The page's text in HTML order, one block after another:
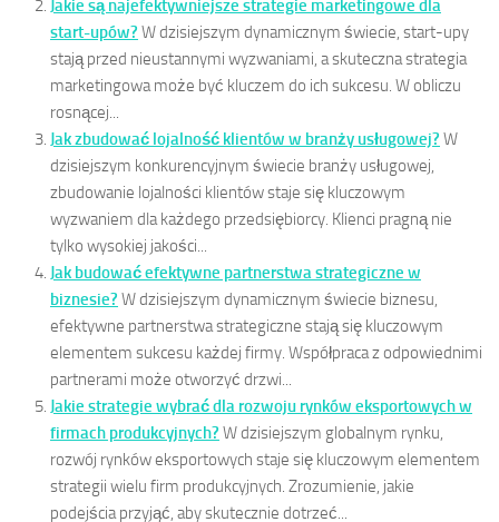
Jakie są najefektywniejsze strategie marketingowe dla
start-upów? W dzisiejszym dynamicznym świecie, start-upy
stają przed nieustannymi wyzwaniami, a skuteczna strategia
marketingowa może być kluczem do ich sukcesu. W obliczu
rosnącej...
Jak zbudować lojalność klientów w branży usługowej? W
dzisiejszym konkurencyjnym świecie branży usługowej,
zbudowanie lojalności klientów staje się kluczowym
wyzwaniem dla każdego przedsiębiorcy. Klienci pragną nie
tylko wysokiej jakości...
Jak budować efektywne partnerstwa strategiczne w
biznesie? W dzisiejszym dynamicznym świecie biznesu,
efektywne partnerstwa strategiczne stają się kluczowym
elementem sukcesu każdej firmy. Współpraca z odpowiednimi
partnerami może otworzyć drzwi...
Jakie strategie wybrać dla rozwoju rynków eksportowych w
firmach produkcyjnych? W dzisiejszym globalnym rynku,
rozwój rynków eksportowych staje się kluczowym elementem
strategii wielu firm produkcyjnych. Zrozumienie, jakie
podejścia przyjąć, aby skutecznie dotrzeć...